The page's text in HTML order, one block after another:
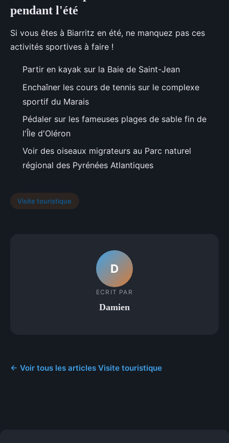
pendant l'été
Si vous êtes à Biarritz en été, ne manquez pas ces
activités sportives à faire !
Partir en kayak sur la Baie de Saint-Jean
Enchaîner les cours de tennis sur le complexe
sportif du Marais
Pédaler sur les fameuses plages de sable fin de
l'Île d'Oléron
Voir des oiseaux migrateurs au Parc naturel
régional des Pyrénées Atlantiques
Visite touristique
D
ECRIT PAR
Damien
← Voir tous les articles Visite touristique